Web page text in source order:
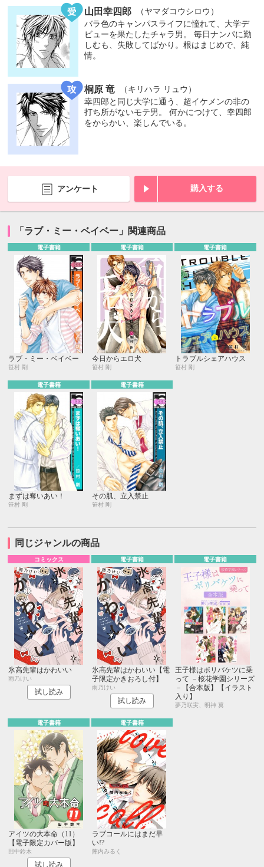
山田幸四郎
（ヤマダコウシロウ）
バラ色のキャンパスライフに憧れて、大学デ
ビューを果たしたチャラ男。 毎日ナンパに勤
しむも、失敗してばかり。根はまじめで、純
情。
桐原 竜
（キリハラ リュウ）
幸四郎と同じ大学に通う、超イケメンの非の
打ち所がないモテ男。 何かにつけて、幸四郎
をからかい、楽しんでいる。
アンケート 購入する
「ラブ・ミー・ベイベー」関連商品
電子書籍
ラブ・ミー・ベイベー
笹村 剛
電子書籍
今日からエロ犬
笹村 剛
電子書籍
トラブルシェアハウス
笹村 剛
電子書籍
まずは奪いあい！
笹村 剛
電子書籍
その肌、立入禁止
笹村 剛
同じジャンルの商品
コミックス
氷高先輩はかわいい
雨乃けい
試し読み
電子書籍
氷高先輩はかわいい【電
子限定かきおろし付】
雨乃けい
試し読み
電子書籍
王子様はポリバケツに乗
って －桜花学園シリーズ
－【合本版】【イラスト
入り】
夢乃咲実、明神 翼
電子書籍
アイツの大本命（11）
【電子限定カバー版】
田中鈴木
試し読み
電子書籍
ラブコールにはまだ早
い!?
陣内みるく